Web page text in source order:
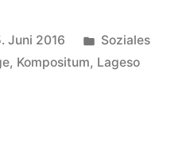
Juni 2016
Veröffentlicht
in
Soziales
, Kompositum, Lageso